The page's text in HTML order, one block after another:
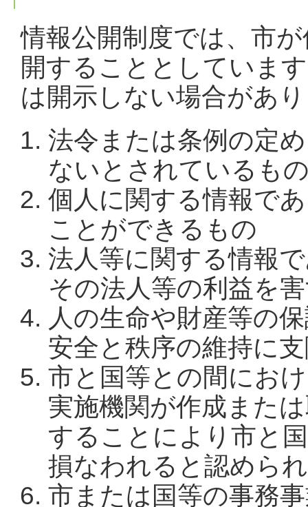
情報公開制度では、市
開することとしていま
は開示しない場合があ
法令または条例の定
ないとされているも
個人に関する情報で
ことができるもの
法人等に関する情報
その法人等の利益を
人の生命や財産等の
安全と秩序の維持に
市と国等との間にお
実施機関が作成また
することにより市と
損なわれると認めら
市または国等の事務